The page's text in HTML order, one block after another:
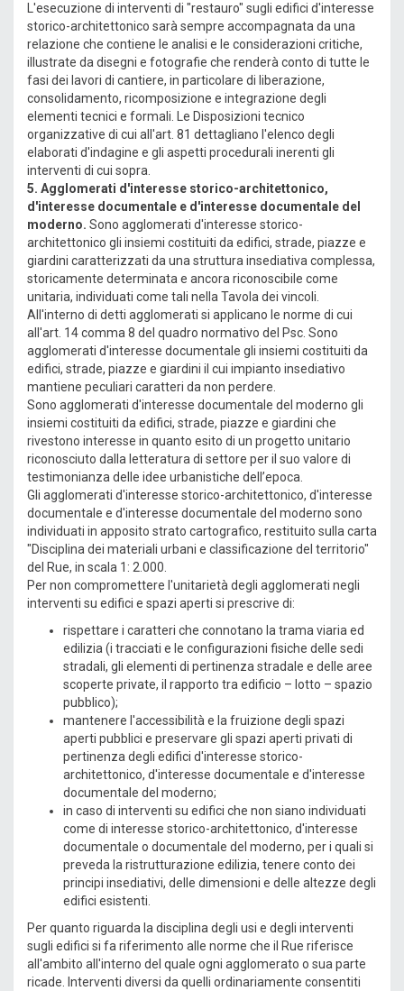
L'esecuzione di interventi di "restauro" sugli edifici d'interesse
storico-architettonico sarà sempre accompagnata da una
relazione che contiene le analisi e le considerazioni critiche,
illustrate da disegni e fotografie che renderà conto di tutte le
fasi dei lavori di cantiere, in particolare di liberazione,
consolidamento, ricomposizione e integrazione degli
elementi tecnici e formali. Le Disposizioni tecnico
organizzative di cui all'art. 81 dettagliano l'elenco degli
elaborati d'indagine e gli aspetti procedurali inerenti gli
interventi di cui sopra.
5. Agglomerati d'interesse storico-architettonico,
d'interesse documentale e d'interesse documentale del
moderno. Sono agglomerati d'interesse storico-
architettonico gli insiemi costituiti da edifici, strade, piazze e
giardini caratterizzati da una struttura insediativa complessa,
storicamente determinata e ancora riconoscibile come
unitaria, individuati come tali nella Tavola dei vincoli.
All'interno di detti agglomerati si applicano le norme di cui
all'art. 14 comma 8 del quadro normativo del Psc. Sono
agglomerati d'interesse documentale gli insiemi costituiti da
edifici, strade, piazze e giardini il cui impianto insediativo
mantiene peculiari caratteri da non perdere.
Sono agglomerati d'interesse documentale del moderno gli
insiemi costituiti da edifici, strade, piazze e giardini che
rivestono interesse in quanto esito di un progetto unitario
riconosciuto dalla letteratura di settore per il suo valore di
testimonianza delle idee urbanistiche dell’epoca.
Gli agglomerati d'interesse storico-architettonico, d'interesse
documentale e d'interesse documentale del moderno sono
individuati in apposito strato cartografico, restituito sulla carta
"Disciplina dei materiali urbani e classificazione del territorio"
del Rue, in scala 1: 2.000.
Per non compromettere l'unitarietà degli agglomerati negli
interventi su edifici e spazi aperti si prescrive di:
rispettare i caratteri che connotano la trama viaria ed
edilizia (i tracciati e le configurazioni fisiche delle sedi
stradali, gli elementi di pertinenza stradale e delle aree
scoperte private, il rapporto tra edificio – lotto – spazio
pubblico);
mantenere l'accessibilità e la fruizione degli spazi
aperti pubblici e preservare gli spazi aperti privati di
pertinenza degli edifici d'interesse storico-
architettonico, d'interesse documentale e d'interesse
documentale del moderno;
in caso di interventi su edifici che non siano individuati
come di interesse storico-architettonico, d'interesse
documentale o documentale del moderno, per i quali si
preveda la ristrutturazione edilizia, tenere conto dei
principi insediativi, delle dimensioni e delle altezze degli
edifici esistenti.
Per quanto riguarda la disciplina degli usi e degli interventi
sugli edifici si fa riferimento alle norme che il Rue riferisce
all'ambito all'interno del quale ogni agglomerato o sua parte
ricade. Interventi diversi da quelli ordinariamente consentiti